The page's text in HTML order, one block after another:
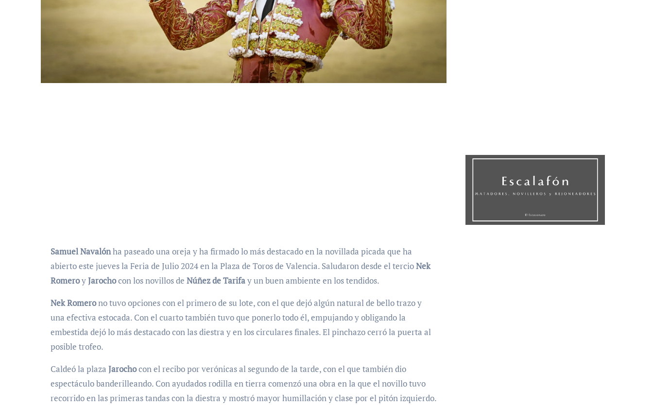
Samuel Navalónha paseado una oreja y ha firmado lo más destacado en la novillada picada que ha
abierto este jueves la Feria de Julio 2024 en la Plaza de Toros de Valencia. Saludaron desde el tercioNek
RomeroyJarochocon los novillos de Núñez de Tarifay un buen ambiente en los tendidos.
Nek Romerono tuvo opciones con el primero de su lote, con el que dejó algún natural de bello trazo y
una efectiva estocada. Con el cuarto también tuvo que ponerlo todo él, empujando y obligando la
embestida dejó lo más destacado con las diestra y en los circulares finales. El pinchazo cerró la puerta al
posible trofeo.
Caldeó la plaza Jarochocon el recibo por verónicas al segundo de la tarde, con el que también dio
espectáculo banderilleando. Con ayudados rodilla en tierra comenzó una obra en la que el novillo tuvo
recorrido en las primeras tandas con la diestra y mostró mayor humillación y clase por el pitón izquierdo.